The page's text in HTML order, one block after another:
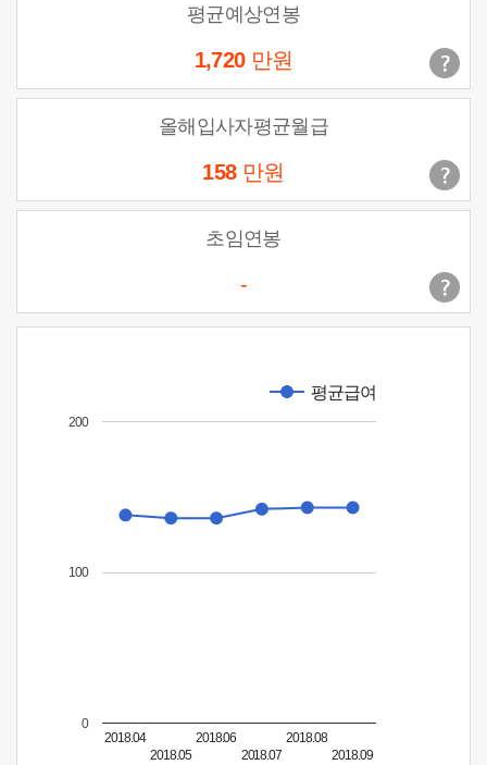
평균예상연봉
1,720 만원
올해입사자평균월급
158 만원
초임연봉
-
평균급여
2018.04
2018.05
2018.06
2018.07
2018.08
2018.09
0
100
200